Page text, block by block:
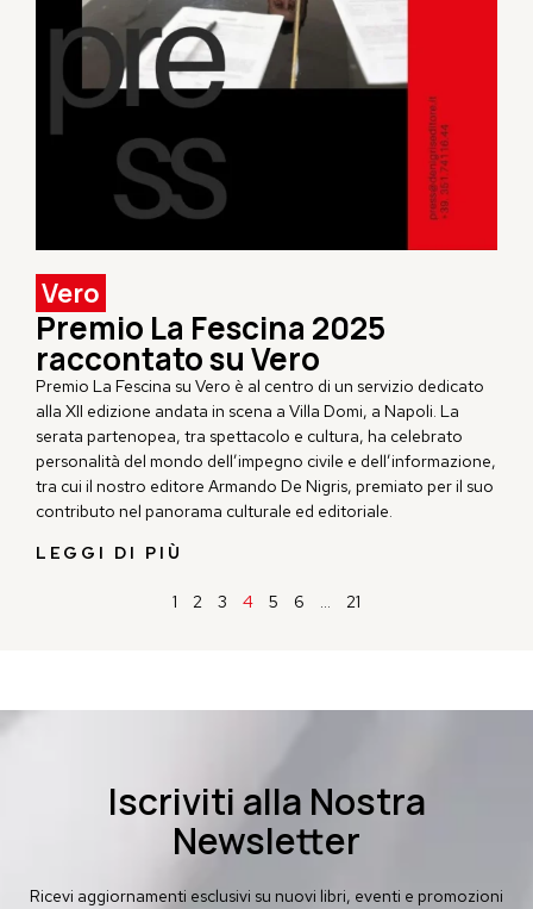
Vero
Premio La Fescina 2025
raccontato su Vero
Premio La Fescina su Vero è al centro di un servizio dedicato
alla XII edizione andata in scena a Villa Domi, a Napoli. La
serata partenopea, tra spettacolo e cultura, ha celebrato
personalità del mondo dell’impegno civile e dell’informazione,
tra cui il nostro editore Armando De Nigris, premiato per il suo
contributo nel panorama culturale ed editoriale.
LEGGI DI PIÙ
1 2 3 4 5 6 … 21
Iscriviti alla Nostra
Newsletter
Ricevi aggiornamenti esclusivi su nuovi libri, eventi e promozioni